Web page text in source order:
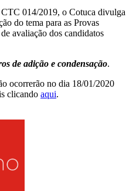
014/2019, o Cotuca divulga
do tema para as Provas
avaliação dos candidatos
de adição e condensação.
ocorrerão no dia 18/01/2020
clicando aqui.